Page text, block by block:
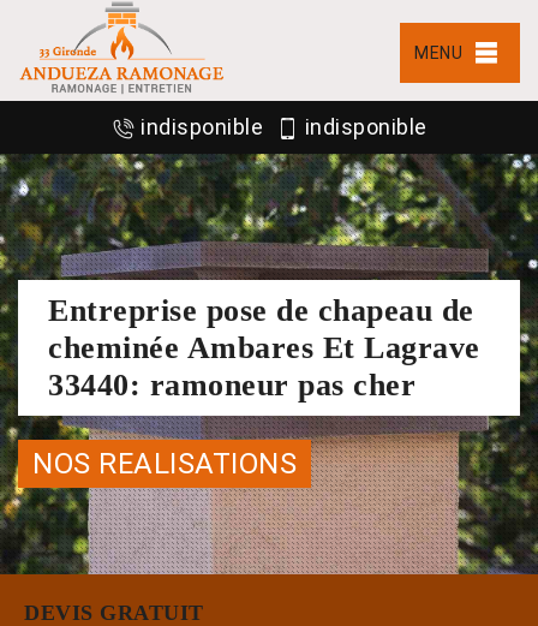
MENU
indisponible indisponible
Entreprise pose de chapeau de
cheminée Ambares Et Lagrave
33440: ramoneur pas cher
NOS REALISATIONS
DEVIS GRATUIT